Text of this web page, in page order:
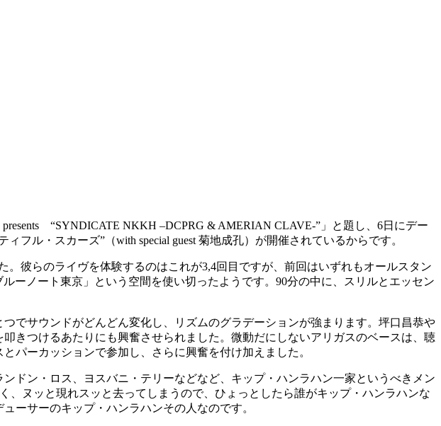
“SYNDICATE NKKH –DCPRG & AMERIAN CLAVE-”」と題し、6日にデー
フル・スカーズ”（with special guest 菊地成孔）が開催されているからです。
彼らのライヴを体験するのはこれが3,4回目ですが、前回はいずれもオールスタン
ーノート東京」という空間を使い切ったようです。90分の中に、スリルとエッセン
でサウンドがどんどん変化し、リズムのグラデーションが強まります。坪口昌恭や
きつけるあたりにも興奮させられました。微動だにしないアリガスのベースは、聴
パーカッションで参加し、さらに興奮を付け加えました。
ドン・ロス、ヨスバニ・テリーなどなど、キップ・ハンラハン一家というべきメン
ヌッと現れスッと去ってしまうので、ひょっとしたら誰がキップ・ハンラハンな
ーサーのキップ・ハンラハンその人なのです。